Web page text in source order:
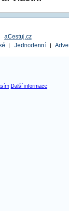
aCestuj.cz
| Jednodenní |
Další informace